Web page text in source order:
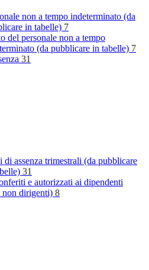
non a tempo indeterminato (da
in tabelle) 7
del personale non a tempo
(da pubblicare in tabelle) 7
31
di assenza trimestrali (da pubblicare
31
e autorizzati ai dipendenti
non dirigenti) 8